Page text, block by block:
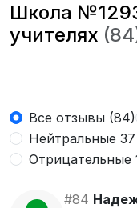
Школа
учителях
Все отзывы (84)
Нейтральные
Отрицательные
#84